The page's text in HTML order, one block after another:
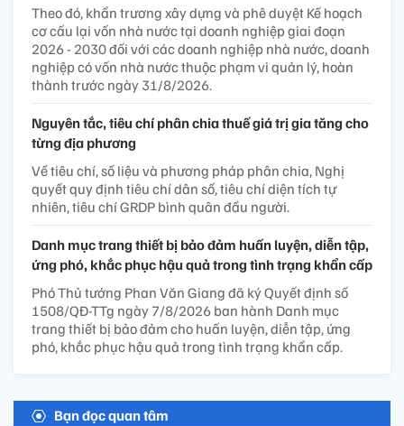
Theo đó, khẩn trương xây dựng và phê duyệt Kế hoạch
cơ cấu lại vốn nhà nước tại doanh nghiệp giai đoạn
2026 - 2030 đối với các doanh nghiệp nhà nước, doanh
nghiệp có vốn nhà nước thuộc phạm vi quản lý, hoàn
thành trước ngày 31/8/2026.
Nguyên tắc, tiêu chí phân chia thuế giá trị gia tăng cho
từng địa phương
Về tiêu chí, số liệu và phương pháp phân chia, Nghị
quyết quy định tiêu chí dân số, tiêu chí diện tích tự
nhiên, tiêu chí GRDP bình quân đầu người.
Danh mục trang thiết bị bảo đảm huấn luyện, diễn tập,
ứng phó, khắc phục hậu quả trong tình trạng khẩn cấp
Phó Thủ tướng Phan Văn Giang đã ký Quyết định số
1508/QĐ-TTg ngày 7/8/2026 ban hành Danh mục
trang thiết bị bảo đảm cho huấn luyện, diễn tập, ứng
phó, khắc phục hậu quả trong tình trạng khẩn cấp.
Bạn đọc quan tâm